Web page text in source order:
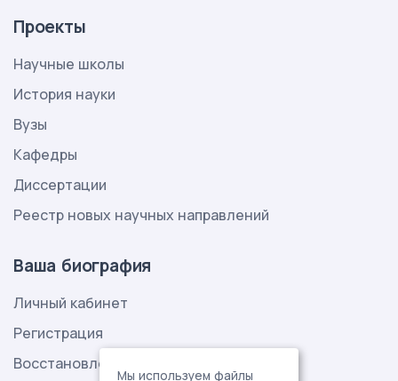
Проекты
Научные школы
История науки
Вузы
Кафедры
Диссертации
Реестр новых научных направлений
Ваша биография
Личный кабинет
Регистрация
Восстановление пароля
Мы используем файлы